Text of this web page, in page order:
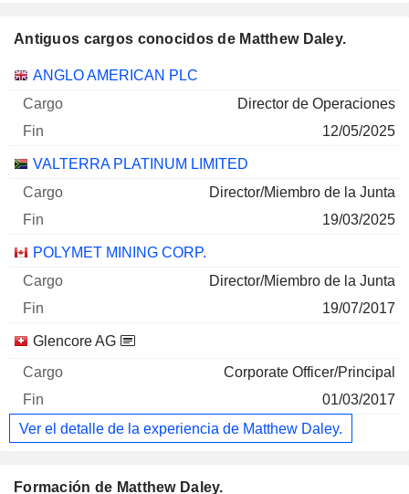
Antiguos cargos conocidos de Matthew Daley.
Empresas Cargo Fin
ANGLO AMERICAN PLC
Director de Operaciones
12/05/2025
VALTERRA PLATINUM LIMITED
Director/Miembro de la Junta
19/03/2025
POLYMET MINING CORP.
Director/Miembro de la Junta
19/07/2017
Glencore AG
Corporate Officer/Principal
01/03/2017
Ver el detalle de la experiencia de Matthew Daley.
Formación de Matthew Daley.